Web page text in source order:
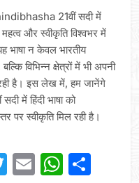
21वीं सदी में
महत्व और स्वीकृति विश्वभर में
भाषा न केवल भारतीय
बल्कि विभिन्न क्षेत्रों में भी अपनी
है। इस लेख में, हम जानेंगे
में हिंदी भाषा को
पर स्वीकृति मिल रही है।
Twitter
Email